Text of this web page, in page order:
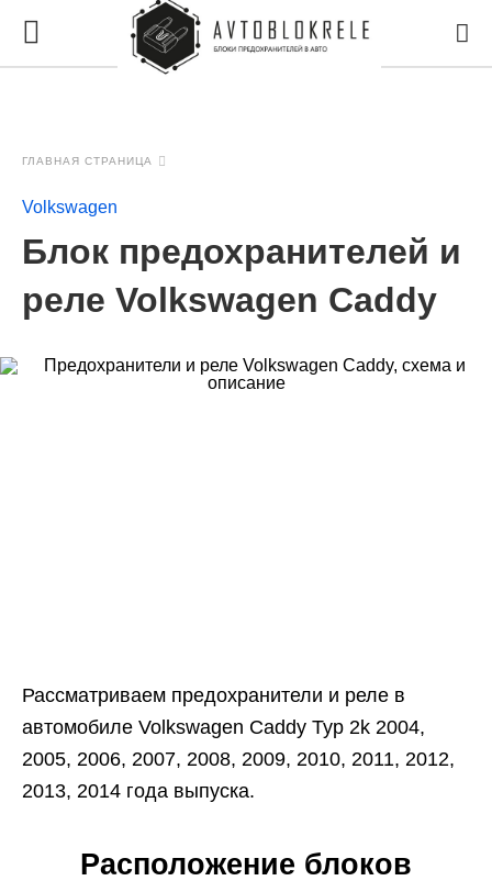
ГЛАВНАЯ СТРАНИЦА
Volkswagen
Блок предохранителей и
реле Volkswagen Caddy
Рассматриваем предохранители и реле в
автомобиле Volkswagen Caddy Typ 2k 2004,
2005, 2006, 2007, 2008, 2009, 2010, 2011, 2012,
2013, 2014 года выпуска.
Расположение блоков